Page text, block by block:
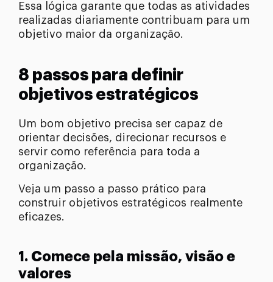
Essa lógica garante que todas as atividades
realizadas diariamente contribuam para um
objetivo maior da organização.
8 passos para definir
objetivos estratégicos
Um bom objetivo precisa ser capaz de
orientar decisões, direcionar recursos e
servir como referência para toda a
organização.
Veja um passo a passo prático para
construir objetivos estratégicos realmente
eficazes.
1. Comece pela missão, visão e
valores